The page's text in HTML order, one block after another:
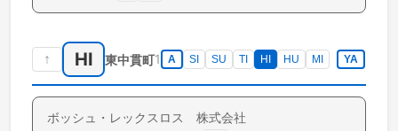
↑ HI 東中貫町1 A SI SU TI HI HU MI YA
ボッシュ・レックスロス 株式会社